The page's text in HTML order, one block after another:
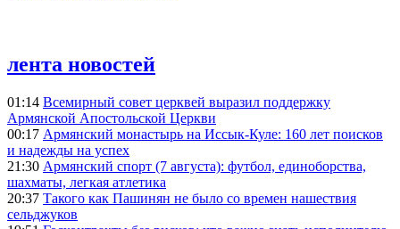
лента новостей
01:14 Всемирный совет церквей выразил поддержку
Армянской Апостольской Церкви
00:17 Армянский монастырь на Иссык-Куле: 160 лет поисков
и надежды на успех
21:30 Армянский спорт (7 августа): футбол, единоборства,
шахматы, легкая атлетика
20:37 Такого как Пашинян не было со времен нашествия
сельджуков